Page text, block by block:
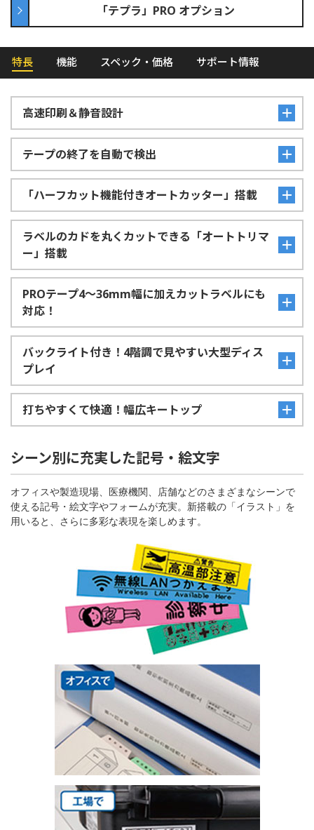
「テプラ」PRO オプション
特長 機能 スペック・価格 サポート情報
高速印刷＆静音設計
テープの終了を自動で検出
「ハーフカット機能付きオートカッター」搭載
ラベルのカドを丸くカットできる「オートトリマ
ー」搭載
PROテープ4～36mm幅に加えカットラベルにも
対応！
バックライト付き！4階調で見やすい大型ディス
プレイ
打ちやすくて快適！幅広キートップ
シーン別に充実した記号・絵文字
オフィスや製造現場、医療機関、店舗などのさまざまなシーンで
使える記号・絵文字やフォームが充実。新搭載の「イラスト」を
用いると、さらに多彩な表現を楽しめます。